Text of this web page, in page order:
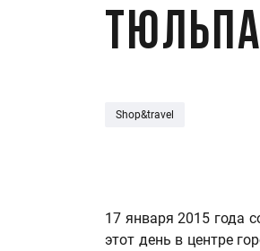
Shop&travel
17 января 2015 года
этот день в центре